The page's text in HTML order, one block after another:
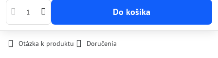
Do košíka
Otázka k produktu Doručenia